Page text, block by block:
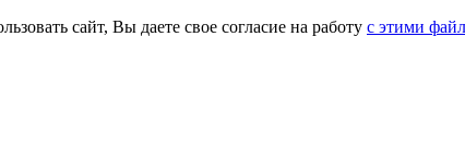
сайт, Вы даете свое согласие на работу с этими